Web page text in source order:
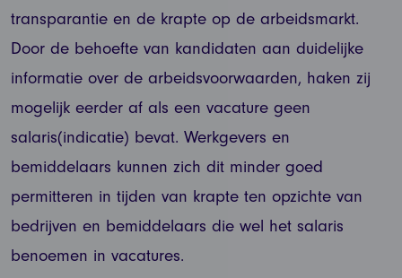
transparantie en de krapte op de arbeidsmarkt.
Door de behoefte van kandidaten aan duidelijke
informatie over de arbeidsvoorwaarden, haken zij
mogelijk eerder af als een vacature geen
salaris(indicatie) bevat. Werkgevers en
bemiddelaars kunnen zich dit minder goed
permitteren in tijden van krapte ten opzichte van
bedrijven en bemiddelaars die wel het salaris
benoemen in vacatures.